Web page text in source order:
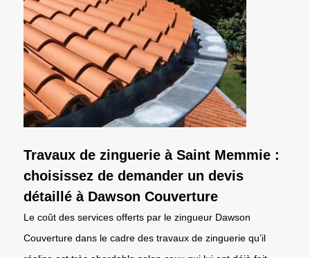
Travaux de zinguerie à Saint Memmie :
choisissez de demander un devis
détaillé à Dawson Couverture
Le coût des services offerts par le zingueur Dawson
Couverture dans le cadre des travaux de zinguerie qu’il